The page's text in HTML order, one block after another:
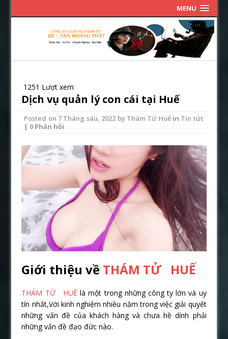
MENU
1251 Lượt xem
Dịch vụ quản lý con cái tại Huế
Posted on 7 Tháng sáu, 2022 by Thám Tử Huếin Tin tức
| 0 Phản hồi
Giới thiệu về THÁM TỬ HUẾ
THÁM TỬ HUẾ là một trong những công ty lớn và uy
tín nhất,Với kinh nghiệm nhiều năm trong việc giải quyết
những vấn đề của khách hàng và chưa hề dính phải
những vấn đề đạo đức nào.